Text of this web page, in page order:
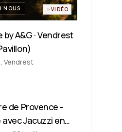
NOUS VIDÉO
by A&G · Vendrest
Vendrest
de Provence -
avec Jacuzzi en